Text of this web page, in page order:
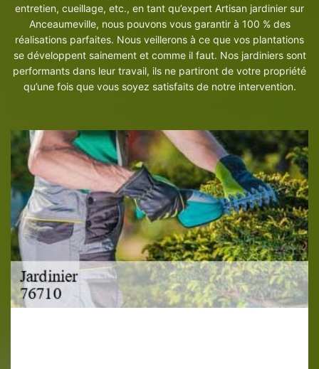
entretien, cueillage, etc., en tant qu’expert Artisan jardinier sur
Anceaumeville, nous pouvons vous garantir à 100 % des
réalisations parfaites. Nous veillerons à ce que vos plantations
se développent sainement et comme il faut. Nos jardiniers sont
performants dans leur travail, ils ne partiront de votre propriété
qu’une fois que vous soyez satisfaits de notre intervention.